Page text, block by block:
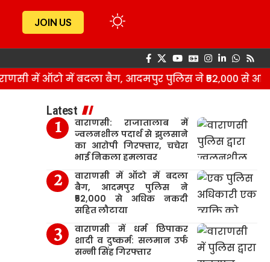
JOIN US
में ऑटो में बदला बैग, आदमपुर पुलिस ने ₹52,000 से अधिक
Latest
वाराणसी: राजातालाब में
ज्वलनशील पदार्थ से झुलसाने
का आरोपी गिरफ्तार, चचेरा
भाई निकला हमलावर
वाराणसी में ऑटो में बदला
बैग, आदमपुर पुलिस ने
₹52,000 से अधिक नकदी
सहित लौटाया
वाराणसी में धर्म छिपाकर
शादी व दुष्कर्म: सलमान उर्फ
सन्नी सिंह गिरफ्तार